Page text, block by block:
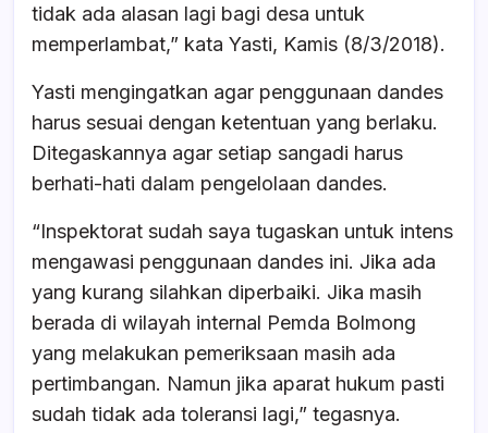
tidak ada alasan lagi bagi desa untuk
memperlambat,” kata Yasti, Kamis (8/3/2018).
Yasti mengingatkan agar penggunaan dandes
harus sesuai dengan ketentuan yang berlaku.
Ditegaskannya agar setiap sangadi harus
berhati-hati dalam pengelolaan dandes.
“Inspektorat sudah saya tugaskan untuk intens
mengawasi penggunaan dandes ini. Jika ada
yang kurang silahkan diperbaiki. Jika masih
berada di wilayah internal Pemda Bolmong
yang melakukan pemeriksaan masih ada
pertimbangan. Namun jika aparat hukum pasti
sudah tidak ada toleransi lagi,” tegasnya.